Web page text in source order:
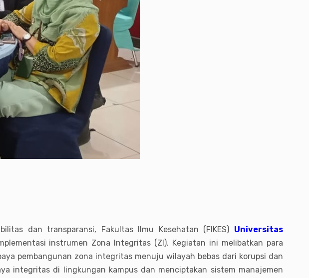
dan transparansi, Fakultas Ilmu Kesehatan (FIKES) Universitas
instrumen Zona Integritas (ZI). Kegiatan ini melibatkan para
pembangunan zona integritas menuju wilayah bebas dari korupsi dan
integritas di lingkungan kampus dan menciptakan sistem manajemen